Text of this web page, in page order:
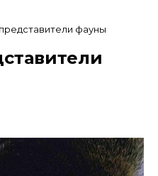
фауны